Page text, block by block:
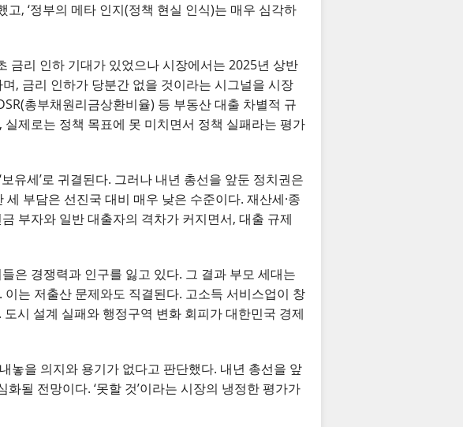
, ‘정부의 메타 인지(정책 현실 인식)는 매우 심각하
금리 인하 기대가 있었으나 시장에서는 2025년 상반
, 금리 인하가 당분간 없을 것이라는 시그널을 시장
총부채원리금상환비율) 등 부동산 대출 차별적 규
제로는 정책 목표에 못 미치면서 정책 실패라는 평가
유세’로 귀결된다. 그러나 내년 총선을 앞둔 정치권은
부담은 선진국 대비 매우 낮은 수준이다. 재산세·종
부자와 일반 대출자의 격차가 커지면서, 대출 규제
은 경쟁력과 인구를 잃고 있다. 그 결과 부모 세대는
는 저출산 문제와도 직결된다. 고소득 서비스업이 창
시 설계 실패와 행정구역 변화 회피가 대한민국 경제
놓을 의지와 용기가 없다고 판단했다. 내년 총선을 앞
될 전망이다. ‘못할 것’이라는 시장의 냉정한 평가가